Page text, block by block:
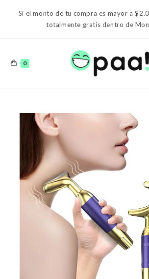
Si el monto de tu compra es mayor a
totalmente gratis dentro de
0